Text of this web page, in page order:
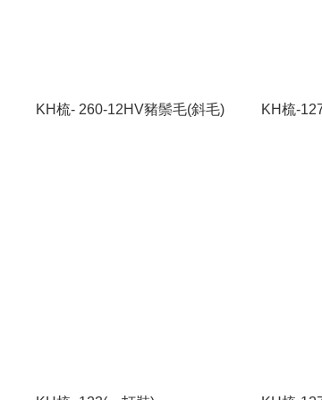
KH梳- 260-12HV豬鬃毛(斜毛) KH梳-